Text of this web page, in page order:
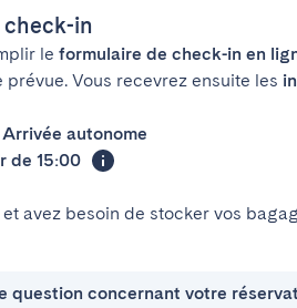
in
le formulaire de check-in en
prévue. Vous recevrez ensuite les
Arrivée autonome
de 15:00
avez besoin de stocker vos
question concernant votre